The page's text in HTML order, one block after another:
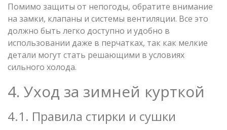
Помимо защиты от непогоды, обратите внимание
на замки, клапаны и системы вентиляции. Все это
должно быть легко доступно и удобно в
использовании даже в перчатках, так как мелкие
детали могут стать решающими в условиях
сильного холода.
4. Уход за зимней курткой
4.1. Правила стирки и сушки